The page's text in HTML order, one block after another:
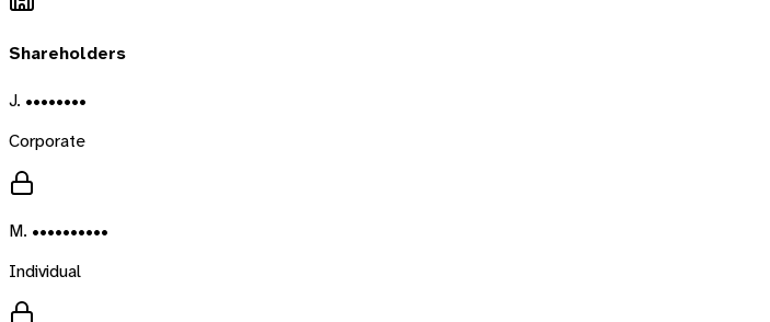
Shareholders
J. ••••••••
Corporate
M. ••••••••••
Individual